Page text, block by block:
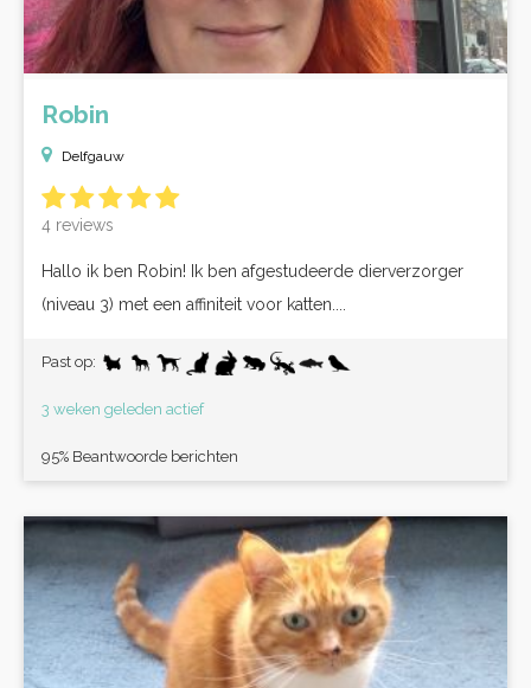
Robin
Delfgauw
4 reviews
Hallo ik ben Robin! Ik ben afgestudeerde dierverzorger
(niveau 3) met een affiniteit voor katten....
Past op:
3 weken geleden actief
95% Beantwoorde berichten